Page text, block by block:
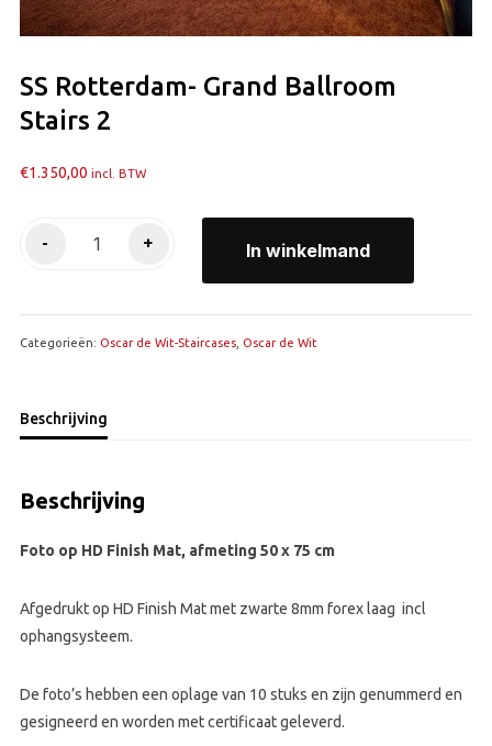
SS Rotterdam- Grand Ballroom
Stairs 2
€1.350,00 incl. BTW
-
Ballroom
Stairs
+ In winkelmand
Categorieën: Oscar de Wit-Staircases, Oscar de Wit
Beschrijving
Beschrijving
Foto op HD Finish Mat, afmeting 50 x 75 cm
Afgedrukt op HD Finish Mat met zwarte 8mm forex laag incl
ophangsysteem.
De foto’s hebben een oplage van 10 stuks en zijn genummerd en
gesigneerd en worden met certificaat geleverd.